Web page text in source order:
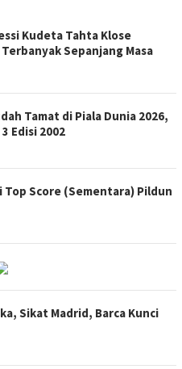
Kudeta Tahta Klose
Sepanjang Masa
Tamat di Piala Dunia 2026,
Edisi 2002
Top Score (Sementara) Pildun
Sikat Madrid, Barca Kunci